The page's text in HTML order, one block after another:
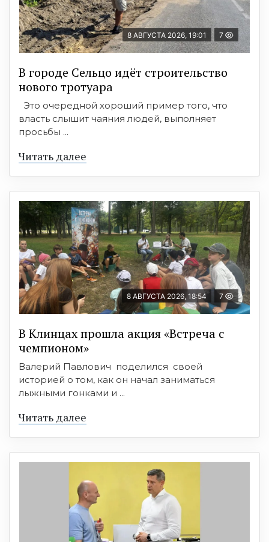
8 АВГУСТА 2026, 19:01 7
В городе Сельцо идёт строительство
нового тротуара
Это очередной хороший пример того, что
власть слышит чаяния людей, выполняет
просьбы ...
Читать далее
8 АВГУСТА 2026, 18:54 7
В Клинцах прошла акция «Встреча с
чемпионом»
Валерий Павлович поделился своей
историей о том, как он начал заниматься
лыжными гонками и ...
Читать далее